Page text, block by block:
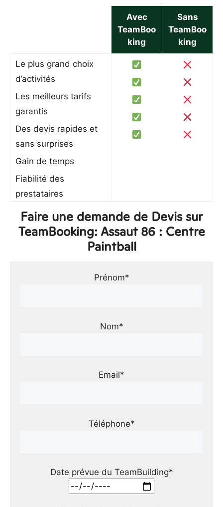
Avec
TeamBoo
king
Sans
TeamBoo
king
Le plus grand choix
d’activités
Les meilleurs tarifs
garantis
Des devis rapides et
sans surprises
Gain de temps
Fiabilité des
prestataires
Faire une demande de Devis sur
TeamBooking: Assaut 86 : Centre
Paintball
Prénom*
Nom*
Email*
Téléphone*
Date prévue du TeamBuilding*